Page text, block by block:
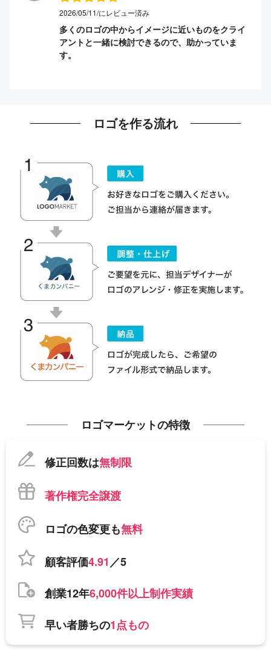
2026/05/11/にレビュー済み
多くのロゴの中からイメージに近いものをクライ
アントと一緒に検討できるので、助かっていま
す。
ロゴを作る流れ
ロゴマーケットの特徴
修正回数は無制限
著作権完全譲渡
ロゴの色変更も無料
顧客評価4.91／5
創業12年6,000件以上制作実績
早い者勝ちの1点もの